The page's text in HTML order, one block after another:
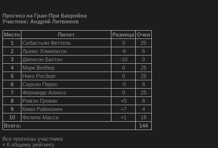
Прогноз на Гран-При Бахрейна
Участник: Андрей Литвинов
Место Пилот Разница Очки
1
Себастьян Феттель 0
25
2
Льюис Хэмильтон -6
6
3
Дженсон Баттон -10
0
4
Марк Веббер 0
25
5
Нико Росберг 0
25
6
Серхио Перес -5
8
7
Фернандо Алонсо 0
25
8
Ромэн Грожан +5
8
9
Кими Райкконен +7
4
10
Фелипе Масса +1
18
Всего:
144
Все прогнозы участника
« К общему рейтингу